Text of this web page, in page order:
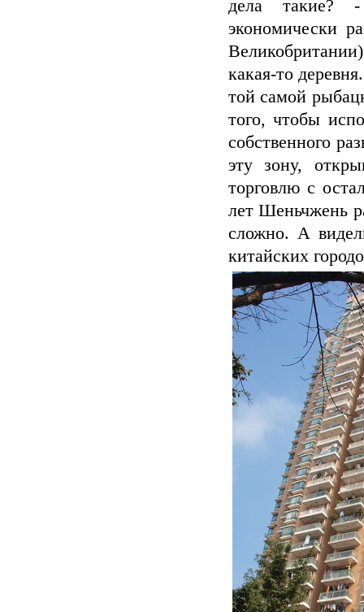
дела такие? -
экономически
какая-то
той самой
того, чтобы
собственного
эту зону,
торговлю с
лет Шеньчжень
сложно. А
китайских